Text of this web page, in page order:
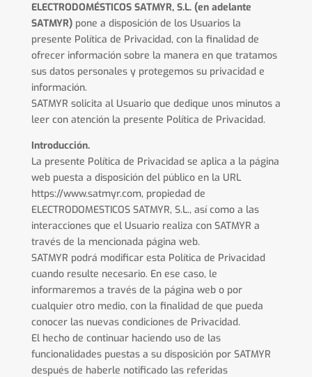
ELECTRODOMÉSTICOS SATMYR, S.L. (en adelante
SATMYR)pone a disposición de los Usuarios la
presente Política de Privacidad, con la finalidad de
ofrecer información sobre la manera en que tratamos
sus datos personales y protegemos su privacidad e
información.
SATMYR solicita al Usuario que dedique unos minutos a
leer con atención la presente Política de Privacidad.
Introducción.
La presente Política de Privacidad se aplica a la página
web puesta a disposición del público en la URL
https://www.satmyr.com, propiedad de
ELECTRODOMESTICOS SATMYR, S.L., así como a las
interacciones que el Usuario realiza con SATMYR a
través de la mencionada página web.
SATMYR podrá modificar esta Política de Privacidad
cuando resulte necesario. En ese caso, le
informaremos a través de la página web o por
cualquier otro medio, con la finalidad de que pueda
conocer las nuevas condiciones de Privacidad.
El hecho de continuar haciendo uso de las
funcionalidades puestas a su disposición por SATMYR
después de haberle notificado las referidas